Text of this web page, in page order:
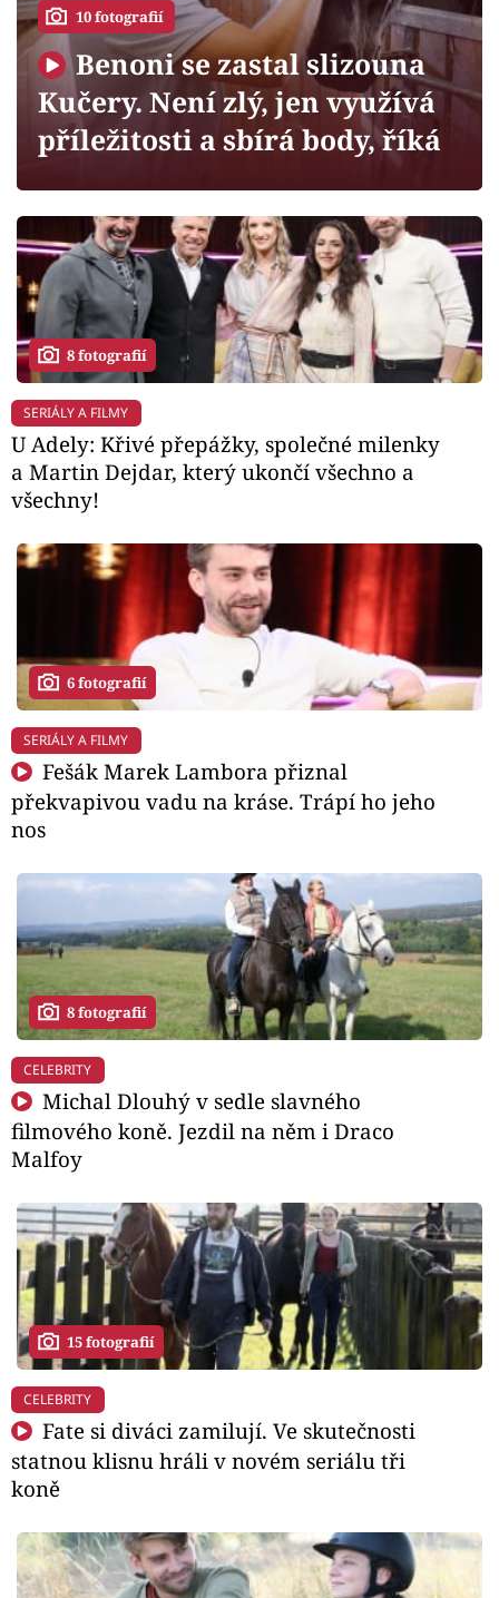
Sledujte prima+
Filmový festival Karlovy Vary
Mámy sobě
Přihlášení
Sledujte nás
10 fotografií
Benoni se zastal slizouna
Kučery. Není zlý, jen využívá
příležitosti a sbírá body, říká
8 fotografií
SERIÁLY A FILMY
U Adely: Křivé přepážky, společné milenky
a Martin Dejdar, který ukončí všechno a
všechny!
6 fotografií
SERIÁLY A FILMY
Fešák Marek Lambora přiznal
překvapivou vadu na kráse. Trápí ho jeho
nos
8 fotografií
CELEBRITY
Michal Dlouhý v sedle slavného
filmového koně. Jezdil na něm i Draco
Malfoy
15 fotografií
CELEBRITY
Fate si diváci zamilují. Ve skutečnosti
statnou klisnu hráli v novém seriálu tři
koně